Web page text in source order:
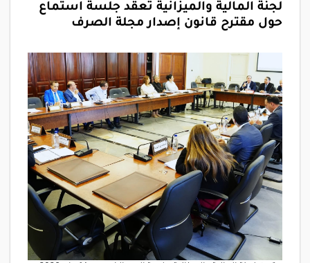
لجنة المالية والميزانية تعقد جلسة استماع
حول مقترح قانون إصدار مجلة الصرف